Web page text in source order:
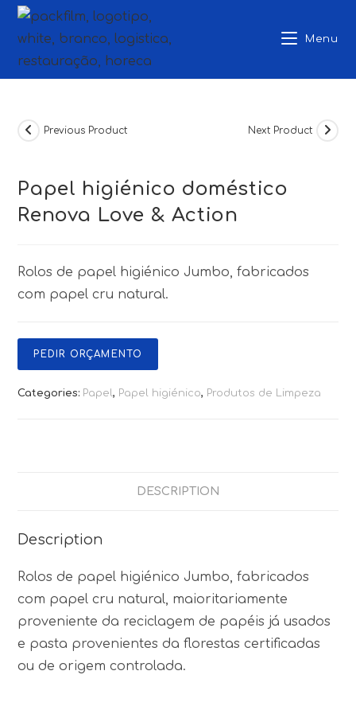
Skip
Menu
Previous Product Next Product
Papel higiénico doméstico
Renova Love & Action
Rolos de papel higiénico Jumbo, fabricados
com papel cru natural.
PEDIR ORÇAMENTO
Categories: Papel, Papel higiénico, Produtos de Limpeza
DESCRIPTION
Description
Rolos de papel higiénico Jumbo, fabricados
com papel cru natural, maioritariamente
proveniente da reciclagem de papéis já usados
e pasta provenientes da florestas certificadas
ou de origem controlada.